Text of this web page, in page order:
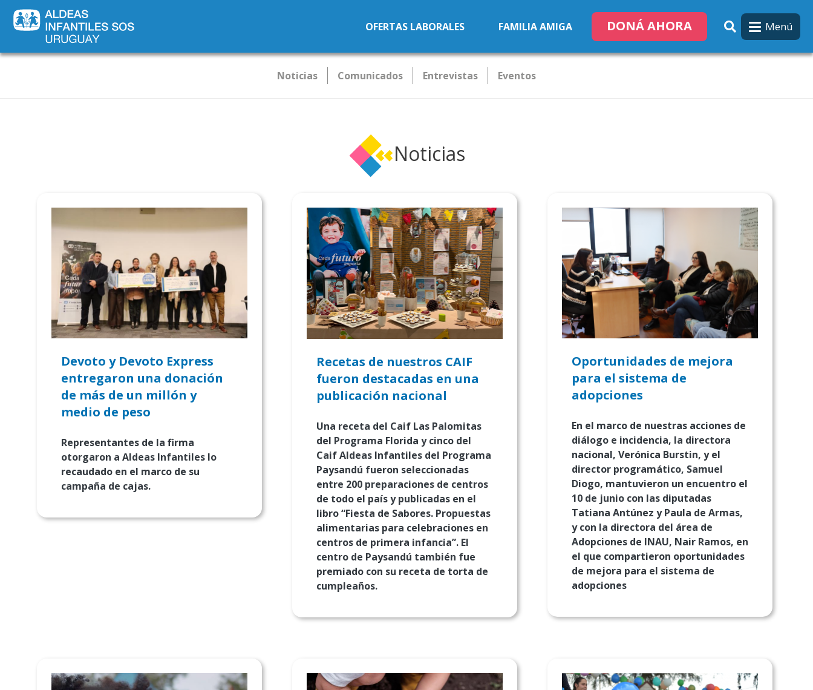
OFERTAS LABORALES
FAMILIA AMIGA DONÁ AHORA Menú
Novededades Noticias Comunicados Entrevistas Eventos
Noticias
Devoto y Devoto Express
entregaron una donación
de más de un millón y
medio de peso
Representantes de la firma
otorgaron a Aldeas Infantiles lo
recaudado en el marco de su
campaña de cajas.
Recetas de nuestros CAIF
fueron destacadas en una
publicación nacional
Una receta del Caif Las Palomitas
del Programa Florida y cinco del
Caif Aldeas Infantiles del Programa
Paysandú fueron seleccionadas
entre 200 preparaciones de centros
de todo el país y publicadas en el
libro “Fiesta de Sabores. Propuestas
alimentarias para celebraciones en
centros de primera infancia”. El
centro de Paysandú también fue
premiado con su receta de torta de
cumpleaños.
Oportunidades de mejora
para el sistema de
adopciones
En el marco de nuestras acciones de
diálogo e incidencia, la directora
nacional, Verónica Burstin, y el
director programático, Samuel
Diogo, mantuvieron un encuentro el
10 de junio con las diputadas
Tatiana Antúnez y Paula de Armas,
y con la directora del área de
Adopciones de INAU, Nair Ramos, en
el que compartieron oportunidades
de mejora para el sistema de
adopciones